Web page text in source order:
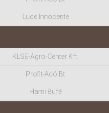
Luce Innocente
KLSE-Agro-Center Kft.
Profit-Adó Bt
Hami Büfé